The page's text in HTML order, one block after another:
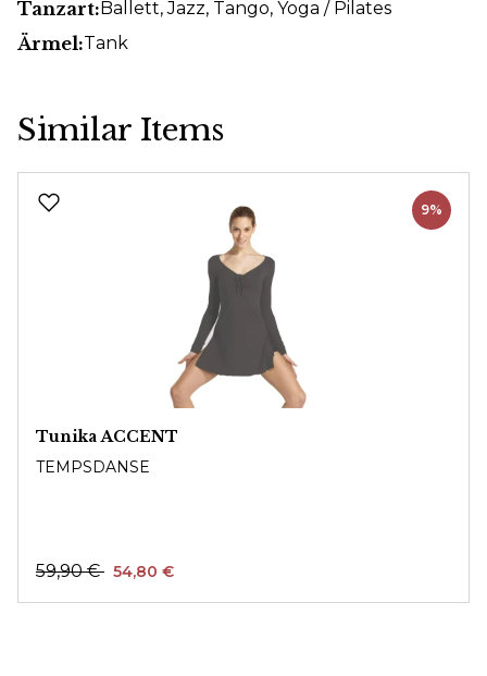
Tanzart:Ballett, Jazz, Tango, Yoga / Pilates
Ärmel:Tank
Similar Items
9%
Tunika ACCENT
TEMPSDANSE
59,90 € 54,80 €